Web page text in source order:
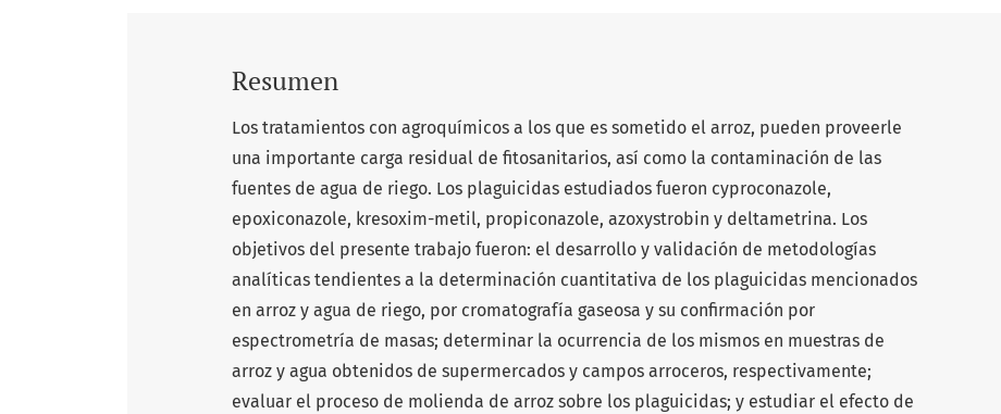
Resumen
Los tratamientos con agroquímicos a los que es sometido el arroz, pueden proveerle
una importante carga residual de fitosanitarios, así como la contaminación de las
fuentes de agua de riego. Los plaguicidas estudiados fueron cyproconazole,
epoxiconazole, kresoxim-metil, propiconazole, azoxystrobin y deltametrina. Los
objetivos del presente trabajo fueron: el desarrollo y validación de metodologías
analíticas tendientes a la determinación cuantitativa de los plaguicidas mencionados
en arroz y agua de riego, por cromatografía gaseosa y su confirmación por
espectrometría de masas; determinar la ocurrencia de los mismos en muestras de
arroz y agua obtenidos de supermercados y campos arroceros, respectivamente;
evaluar el proceso de molienda de arroz sobre los plaguicidas; y estudiar el efecto de